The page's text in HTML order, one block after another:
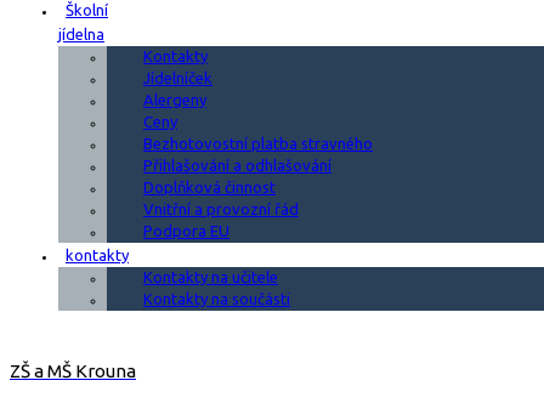
Školní
jídelna
Kontakty
Jídelníček
Alergeny
Ceny
Bezhotovostní platba stravného
Přihlašování a odhlašování
Doplňková činnost
Vnitřní a provozní řád
Podpora EU
kontakty
Kontakty na učitele
Kontakty na součásti
ZŠ a MŠ Krouna